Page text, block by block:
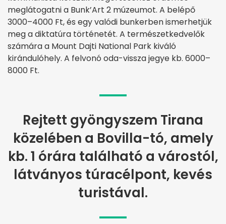
meglátogatni a Bunk’Art 2 múzeumot. A belépő
3000–4000 Ft, és egy valódi bunkerben ismerhetjük
meg a diktatúra történetét. A természetkedvelők
számára a Mount Dajti National Park kiváló
kirándulóhely. A felvonó oda-vissza jegye kb. 6000–
8000 Ft.
Rejtett gyöngyszem Tirana
közelében a Bovilla-tó, amely
kb. 1 órára található a várostól,
látványos túracélpont, kevés
turistával.